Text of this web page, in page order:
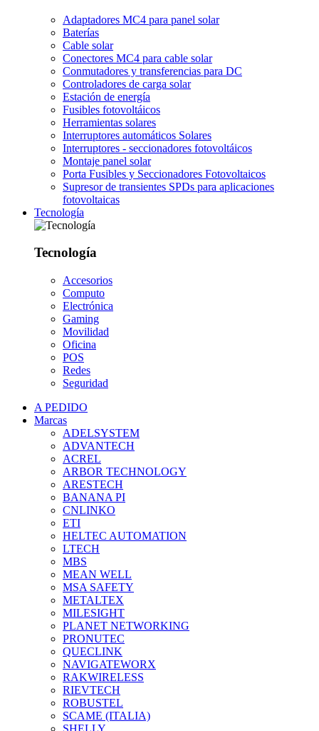
Adaptadores MC4 para panel solar
Baterías
Cable solar
Conectores MC4 para cable solar
Conmutadores y transferencias para DC
Controladores de carga solar
Estación de energía
Fusibles fotovoltáicos
Herramientas solares
Interruptores automáticos Solares
Interruptores - seccionadores fotovoltáicos
Montaje panel solar
Porta Fusibles y Seccionadores Fotovoltaicos
Supresor de transientes SPDs para aplicaciones
fotovoltaicas
Tecnología
Tecnología
Accesorios
Computo
Electrónica
Gaming
Movilidad
Oficina
POS
Redes
Seguridad
A PEDIDO
Marcas
ADELSYSTEM
ADVANTECH
ACREL
ARBOR TECHNOLOGY
ARESTECH
BANANA PI
CNLINKO
ETI
HELTEC AUTOMATION
LTECH
MBS
MEAN WELL
MSA SAFETY
METALTEX
MILESIGHT
PLANET NETWORKING
PRONUTEC
QUECLINK
NAVIGATEWORX
RAKWIRELESS
RIEVTECH
ROBUSTEL
SCAME (ITALIA)
SHELLY